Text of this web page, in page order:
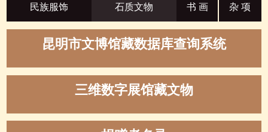
民族服饰 石质文物 书 画 杂 项
昆明市文博馆藏数据库查询系统
三维数字展馆藏文物